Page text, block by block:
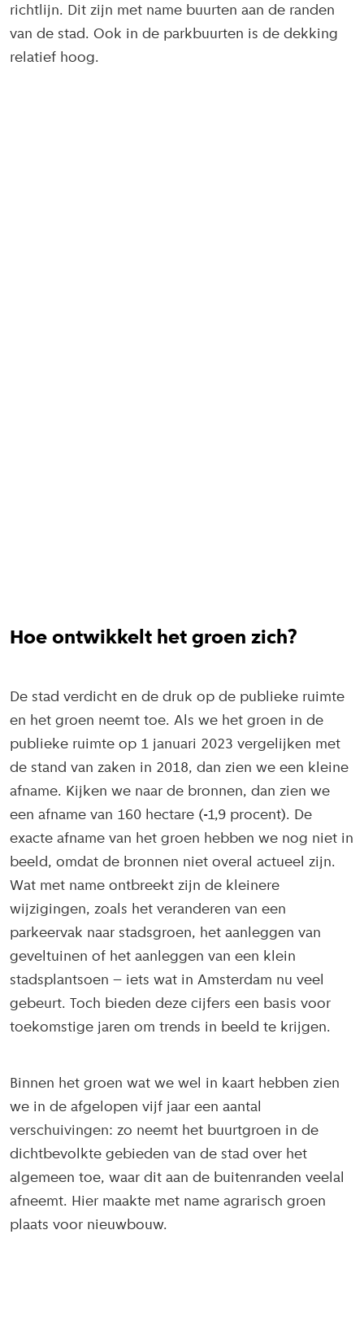
richtlijn. Dit zijn met name buurten aan de randen
van de stad. Ook in de parkbuurten is de dekking
relatief hoog.
Hoe ontwikkelt het groen zich?
De stad verdicht en de druk op de publieke ruimte
en het groen neemt toe. Als we het groen in de
publieke ruimte op 1 januari 2023 vergelijken met
de stand van zaken in 2018, dan zien we een kleine
afname. Kijken we naar de bronnen, dan zien we
een afname van 160 hectare (-1,9 procent). De
exacte afname van het groen hebben we nog niet in
beeld, omdat de bronnen niet overal actueel zijn.
Wat met name ontbreekt zijn de kleinere
wijzigingen, zoals het veranderen van een
parkeervak naar stadsgroen, het aanleggen van
geveltuinen of het aanleggen van een klein
stadsplantsoen – iets wat in Amsterdam nu veel
gebeurt. Toch bieden deze cijfers een basis voor
toekomstige jaren om trends in beeld te krijgen.
Binnen het groen wat we wel in kaart hebben zien
we in de afgelopen vijf jaar een aantal
verschuivingen: zo neemt het buurtgroen in de
dichtbevolkte gebieden van de stad over het
algemeen toe, waar dit aan de buitenranden veelal
afneemt. Hier maakte met name agrarisch groen
plaats voor nieuwbouw.